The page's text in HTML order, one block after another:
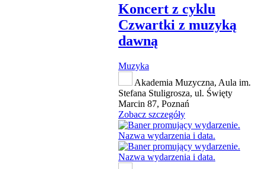
Koncert z cyklu
Czwartki z muzyką
dawną
Muzyka
Akademia Muzyczna, Aula im.
Stefana Stuligrosza, ul. Święty
Marcin 87, Poznań
Zobacz szczegóły